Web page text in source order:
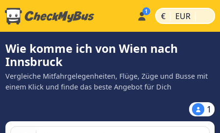
€ | EUR |
Wie komme ich von Wien nach
Innsbruck
Vergleiche Mitfahrgelegenheiten, Flüge, Züge und Busse mit
einem Klick und finde das beste Angebot für Dich
1